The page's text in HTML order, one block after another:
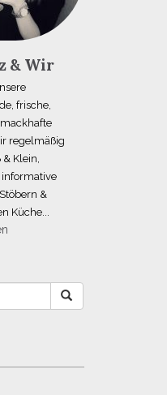
& Wir
frische,
regelmäßig
& Klein,
&
Küche...